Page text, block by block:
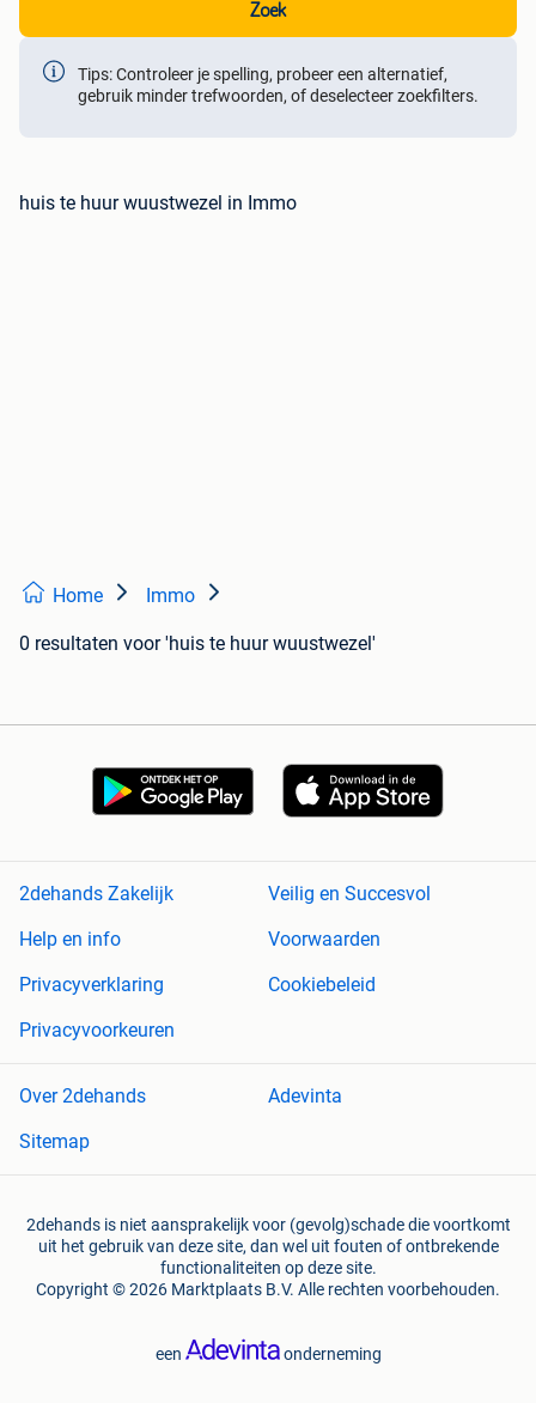
Zoek
Tips: Controleer je spelling, probeer een alternatief,
gebruik minder trefwoorden, of deselecteer zoekfilters.
huis te huur wuustwezel in Immo
Home Immo
0 resultaten voor 'huis te huur wuustwezel'
2dehands Zakelijk
Veilig en Succesvol
Help en info
Voorwaarden
Privacyverklaring
Cookiebeleid
Privacyvoorkeuren
Over 2dehands
Adevinta
Sitemap
2dehands is niet aansprakelijk voor (gevolg)schade die voortkomt
uit het gebruik van deze site, dan wel uit fouten of ontbrekende
functionaliteiten op deze site.
Copyright © 2026 Marktplaats B.V. Alle rechten voorbehouden.
een onderneming